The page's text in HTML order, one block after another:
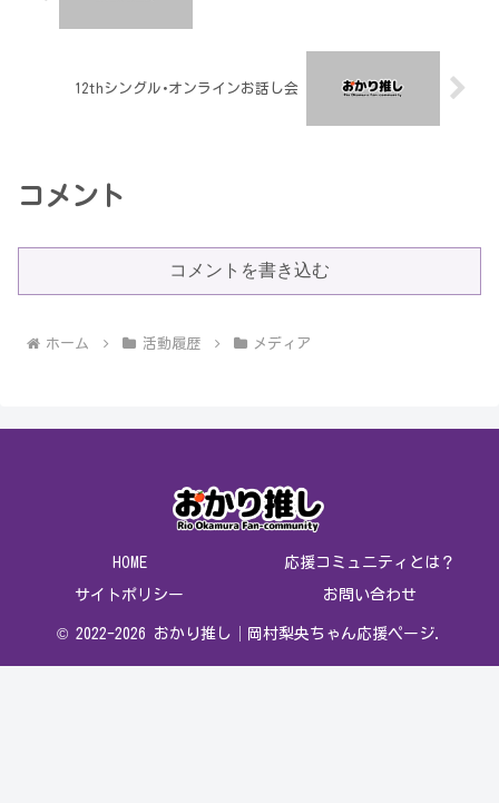
12thシングル･オンラインお話し会
コメント
コメントを書き込む
ホーム 活動履歴 メディア
HOME 応援コミュニティとは？
サイトポリシー お問い合わせ
© 2022-2026 おかり推し│岡村梨央ちゃん応援ページ.